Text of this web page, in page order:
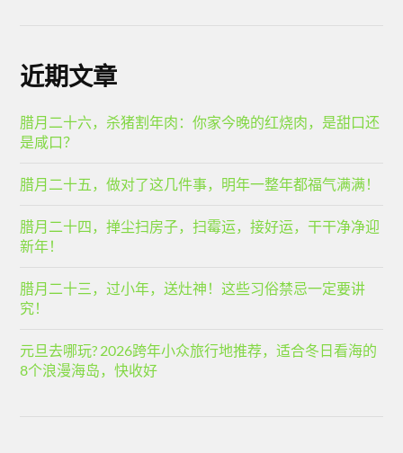
近期文章
腊月二十六，杀猪割年肉：你家今晚的红烧肉，是甜口还
是咸口？
腊月二十五，做对了这几件事，明年一整年都福气满满！
腊月二十四，掸尘扫房子，扫霉运，接好运，干干净净迎
新年！
腊月二十三，过小年，送灶神！这些习俗禁忌一定要讲
究！
元旦去哪玩? 2026跨年小众旅行地推荐，适合冬日看海的
8个浪漫海岛，快收好